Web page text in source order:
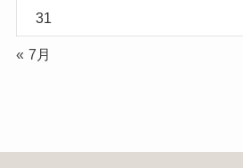
(2)
(4)
31
« 7月